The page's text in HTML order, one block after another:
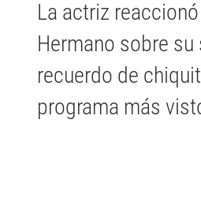
La actriz
Hermano sobre
recuerdo de
programa más